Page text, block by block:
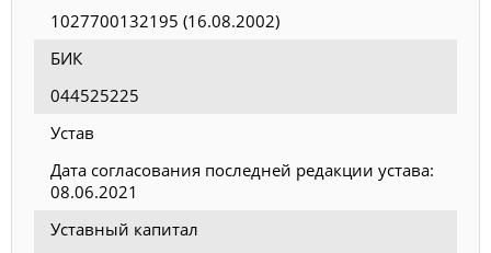
1027700132195 (16.08.2002)
БИК
044525225
Устав
Дата согласования последней редакции устава:
08.06.2021
Уставный капитал